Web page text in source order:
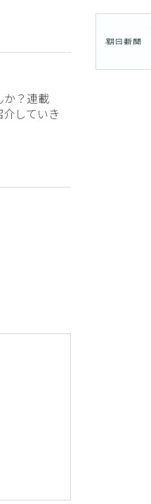
か？連載
していき